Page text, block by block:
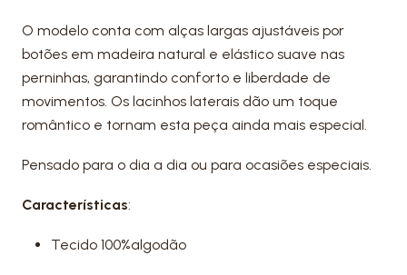
O modelo conta com alças largas ajustáveis por
botões em madeira natural e elástico suave nas
perninhas, garantindo conforto e liberdade de
movimentos. Os lacinhos laterais dão um toque
romântico e tornam esta peça ainda mais especial.
Pensado para o dia a dia ou para ocasiões especiais.
Características:
Tecido 100%algodão